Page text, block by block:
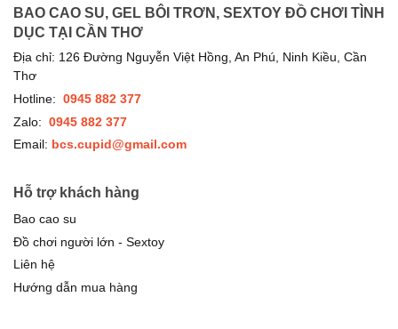
BAO CAO SU, GEL BÔI TRƠN, SEXTOY ĐỒ CHƠI TÌNH
DỤC TẠI CẦN THƠ
Địa chỉ: 126 Đường Nguyễn Việt Hồng, An Phú, Ninh Kiều, Cần
Thơ
Hotline: 0945 882 377
Zalo: 0945 882 377
Email: bcs.cupid@gmail.com
Hỗ trợ khách hàng
Bao cao su
Đồ chơi người lớn - Sextoy
Liên hệ
Hướng dẫn mua hàng